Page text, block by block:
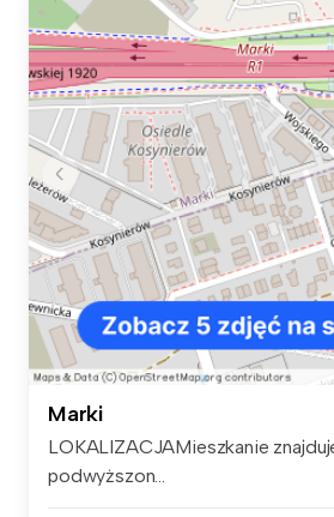
Marki
LOKALIZACJAMieszkanie
podwyższon...